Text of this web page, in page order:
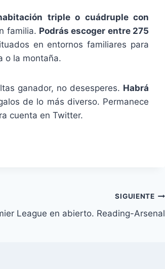
triple o cuádruple con
familia. Podrás escoger entre 275
en entornos familiares para
o la montaña.
ganador, no desesperes. Habrá
de lo más diverso. Permanece
cuenta en Twitter.
SIGUIENTE
League en abierto. Reading-Arsenal